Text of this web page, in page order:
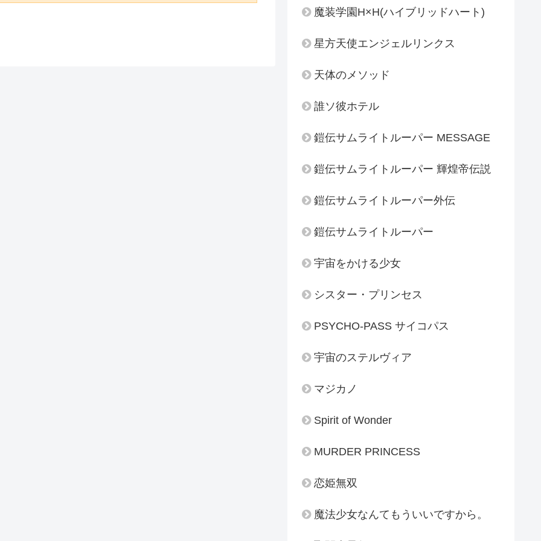
魔装学園H×H(ハイブリッドハート)
星方天使エンジェルリンクス
天体のメソッド
誰ソ彼ホテル
鎧伝サムライトルーパー MESSAGE
鎧伝サムライトルーパー 輝煌帝伝説
鎧伝サムライトルーパー外伝
鎧伝サムライトルーパー
宇宙をかける少女
シスター・プリンセス
PSYCHO-PASS サイコパス
宇宙のステルヴィア
マジカノ
Spirit of Wonder
MURDER PRINCESS
恋姫無双
魔法少女なんてもういいですから。